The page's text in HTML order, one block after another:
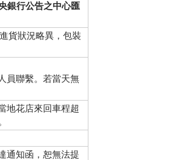
銀行公告之中心匯
貨狀況略異，包裝
員聯繫。若當天無
地花店來回車程超
通知函，恕無法提